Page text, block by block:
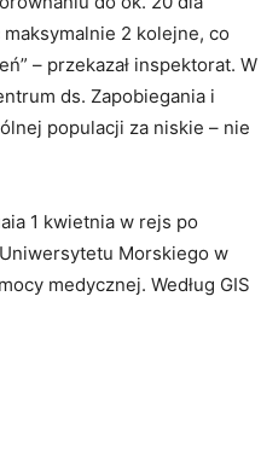
maksymalnie 2 kolejne, co
– przekazał inspektorat. W
ds. Zapobiegania i
populacji za niskie – nie
1 kwietnia w rejs po
Morskiego w
medycznej. Według GIS